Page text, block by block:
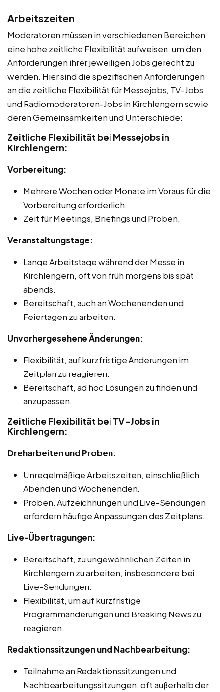
Arbeitszeiten
Moderatoren müssen in verschiedenen Bereichen
eine hohe zeitliche Flexibilität aufweisen, um den
Anforderungen ihrer jeweiligen Jobs gerecht zu
werden. Hier sind die spezifischen Anforderungen
an die zeitliche Flexibilität für Messejobs, TV-Jobs
und Radiomoderatoren-Jobs in Kirchlengern sowie
deren Gemeinsamkeiten und Unterschiede:
Zeitliche Flexibilität bei Messejobs in
Kirchlengern:
Vorbereitung:
Mehrere Wochen oder Monate im Voraus für die
Vorbereitung erforderlich.
Zeit für Meetings, Briefings und Proben.
Veranstaltungstage:
Lange Arbeitstage während der Messe in
Kirchlengern, oft von früh morgens bis spät
abends.
Bereitschaft, auch an Wochenenden und
Feiertagen zu arbeiten.
Unvorhergesehene Änderungen:
Flexibilität, auf kurzfristige Änderungen im
Zeitplan zu reagieren.
Bereitschaft, ad hoc Lösungen zu finden und
anzupassen.
Zeitliche Flexibilität bei TV-Jobs in
Kirchlengern:
Dreharbeiten und Proben:
Unregelmäßige Arbeitszeiten, einschließlich
Abenden und Wochenenden.
Proben, Aufzeichnungen und Live-Sendungen
erfordern häufige Anpassungen des Zeitplans.
Live-Übertragungen:
Bereitschaft, zu ungewöhnlichen Zeiten in
Kirchlengern zu arbeiten, insbesondere bei
Live-Sendungen.
Flexibilität, um auf kurzfristige
Programmänderungen und Breaking News zu
reagieren.
Redaktionssitzungen und Nachbearbeitung:
Teilnahme an Redaktionssitzungen und
Nachbearbeitungssitzungen, oft außerhalb der